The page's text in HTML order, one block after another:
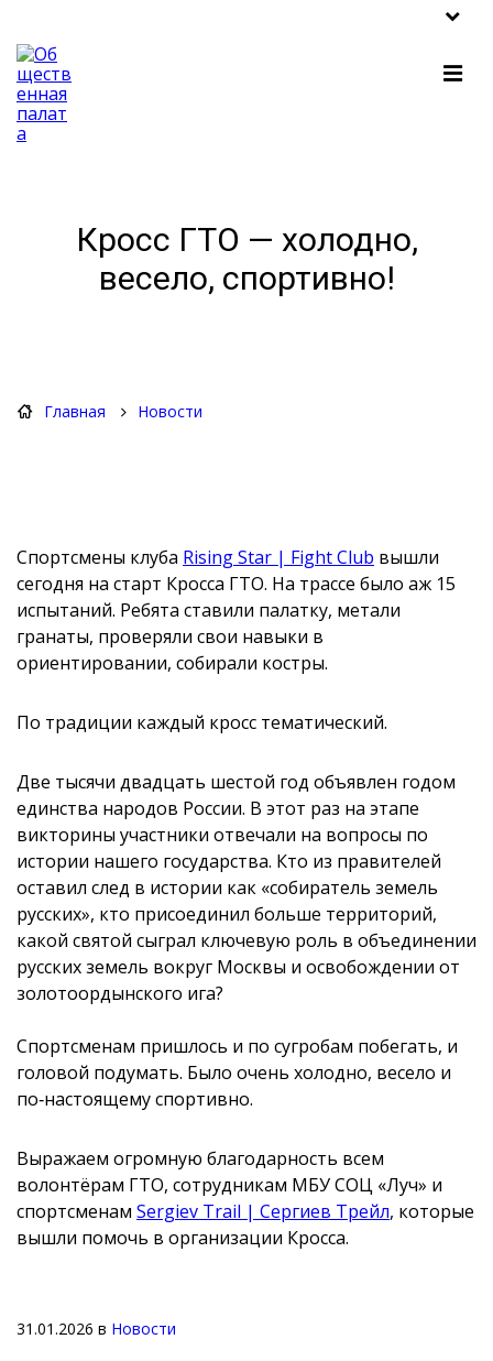
Кросс ГТО — холодно,
весело, спортивно!
Главная Новости
Спортсмены клуба Rising Star | Fight Club вышли
сегодня на старт Кросса ГТО. На трассе было аж 15
испытаний. Ребята ставили палатку, метали
гранаты, проверяли свои навыки в
ориентировании, собирали костры.
По традиции каждый кросс тематический.
Две тысячи двадцать шестой год объявлен годом
единства народов России. В этот раз на этапе
викторины участники отвечали на вопросы по
истории нашего государства. Кто из правителей
оставил след в истории как «собиратель земель
русских», кто присоединил больше территорий,
какой святой сыграл ключевую роль в объединении
русских земель вокруг Москвы и освобождении от
золотоордынского ига?
Спортсменам пришлось и по сугробам побегать, и
головой подумать. Было очень холодно, весело и
по‑настоящему спортивно.
Выражаем огромную благодарность всем
волонтёрам ГТО, сотрудникам МБУ СОЦ «Луч» и
спортсменам Sergiev Trail | Сергиев Трейл, которые
вышли помочь в организации Кросса.
31.01.2026 в Новости